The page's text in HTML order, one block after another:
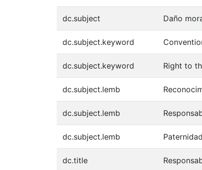
dc.subject Daño
dc.subject.keyword
dc.subject.keyword Right to
dc.subject.lemb
dc.subject.lemb
dc.subject.lemb
dc.title